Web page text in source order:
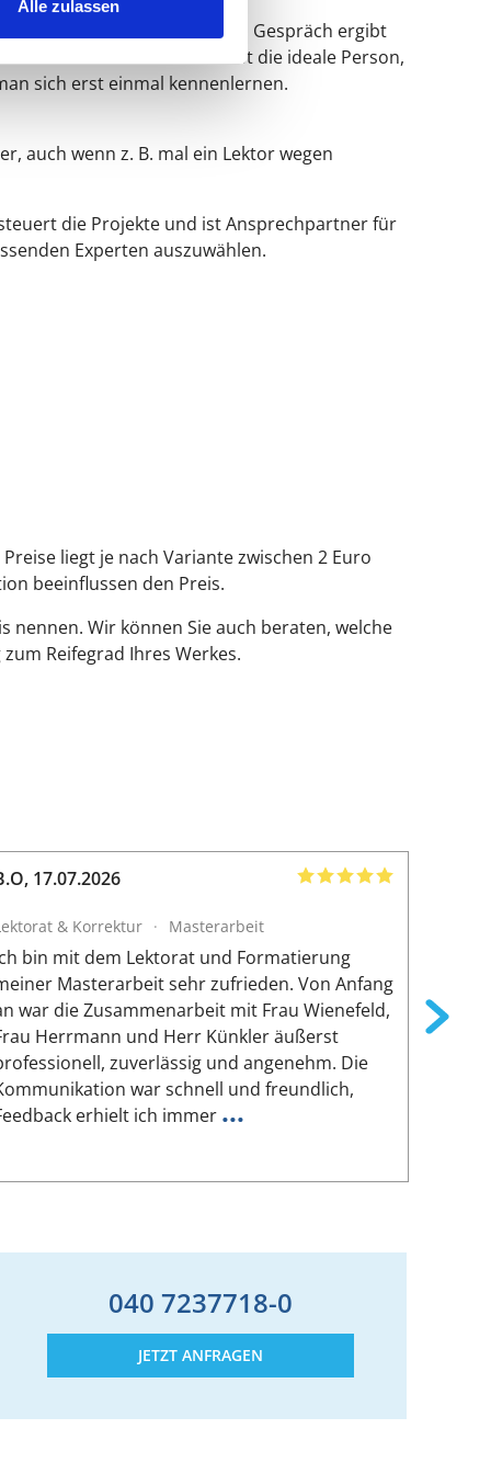
Alle zulassen
und Prozesse. Im Gespräch ergibt
Wer aus unserem Team ist die ideale Person,
sich erst einmal kennenlernen.
auch wenn z. B. mal ein Lektor wegen
die Projekte und ist Ansprechpartner für
Experten auszuwählen.
liegt je nach Variante zwischen 2 Euro
beeinflussen den Preis.
nennen. Wir können Sie auch beraten, welche
Reifegrad Ihres Werkes.
, 17.07.2026
& Korrektur · Masterarbeit
bin mit dem Lektorat und Formatierung
Masterarbeit sehr zufrieden. Von Anfang
war die Zusammenarbeit mit Frau Wienefeld,
Herrmann und Herr Künkler äußerst
zuverlässig und angenehm. Die
war schnell und freundlich,
erhielt ich immer ...
von
040 7237718-0
JETZT ANFRAGEN